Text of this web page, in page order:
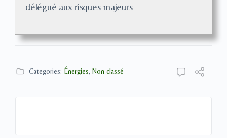
délégué aux risques majeurs
Categories: Énergies, Non classé